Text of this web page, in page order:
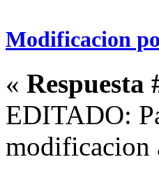
Modificacion
« Respuesta
EDITADO:
modificacion